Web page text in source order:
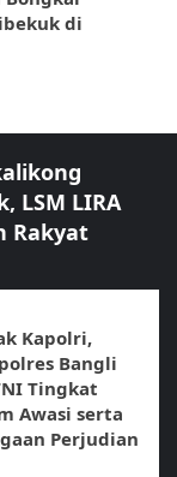
di
LSM LIRA
Rakyat
Kapolri,
Bangli
Tingkat
Awasi serta
Perjudian